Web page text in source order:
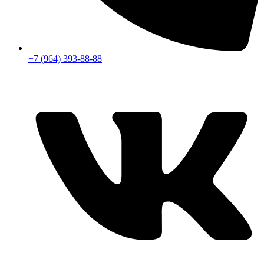
+7 (964) 393-88-88